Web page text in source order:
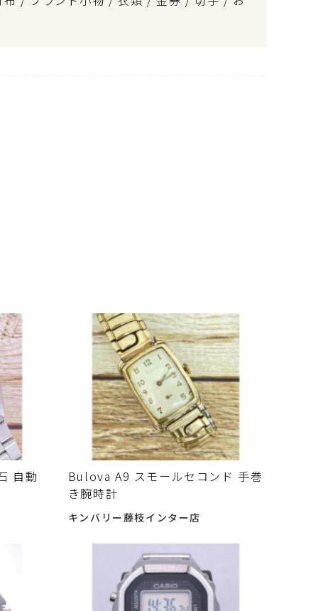
自動
Bulova A9 スモールセコンド 手巻
き腕時計
キンバリー藤枝インター店